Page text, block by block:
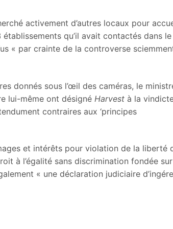
activement d’autres locaux pour
qu’il avait contactés dans le
« par crainte de la controverse
donnés sous l’œil des caméras, le
lui-même ont désigné Harvest à la
contraires aux ‘principes
et intérêts pour violation de la liberté
à l’égalité sans discrimination fondée
« une déclaration judiciaire